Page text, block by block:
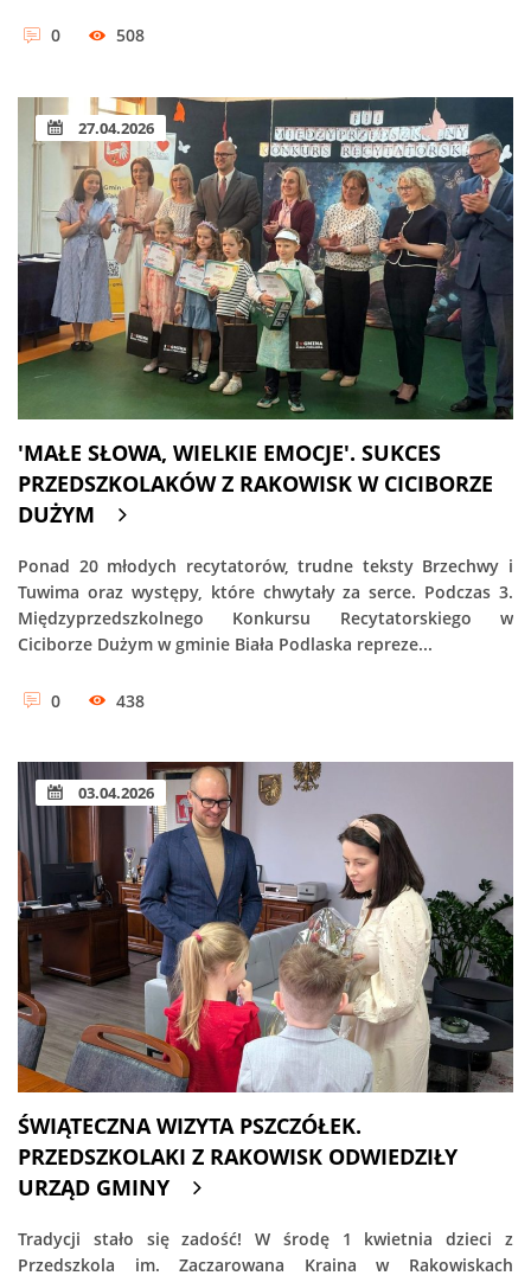
0 508
27.04.2026
'MAŁE SŁOWA, WIELKIE EMOCJE'. SUKCES
PRZEDSZKOLAKÓW Z RAKOWISK W CICIBORZE
DUŻYM
Ponad 20 młodych recytatorów, trudne teksty Brzechwy i
Tuwima oraz występy, które chwytały za serce. Podczas 3.
Międzyprzedszkolnego Konkursu Recytatorskiego w
Ciciborze Dużym w gminie Biała Podlaska repreze...
0 438
03.04.2026
ŚWIĄTECZNA WIZYTA PSZCZÓŁEK.
PRZEDSZKOLAKI Z RAKOWISK ODWIEDZIŁY
URZĄD GMINY
Tradycji stało się zadość! W środę 1 kwietnia dzieci z
Przedszkola im. Zaczarowana Kraina w Rakowiskach